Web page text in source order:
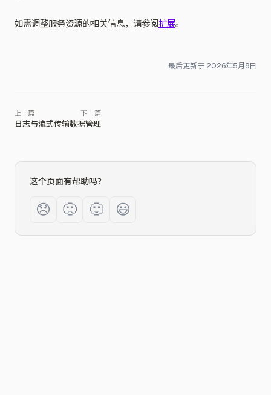
如需调整服务资源的相关信息，请参阅扩展。
最后更新于 2026年5月8日
日志与流式传输数据管理
这个页面有帮助吗？
😞 🙁 🙂 😃